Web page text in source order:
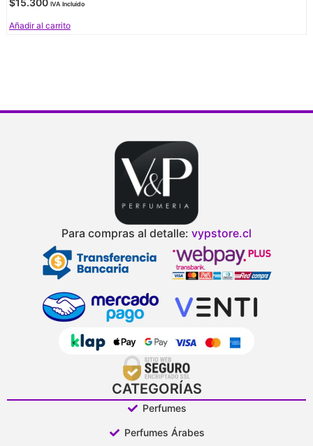
$15.300 IVA Incluido
Añadir al carrito
Para compras al detalle: vypstore.cl
CATEGORÍAS
Perfumes
Perfumes Árabes